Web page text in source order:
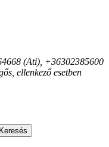
(Ati), +36302385600
ellenkező esetben